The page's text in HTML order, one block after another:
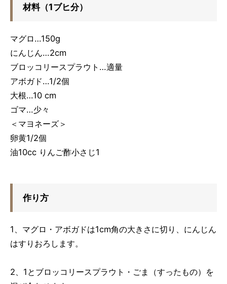
材料（1ブヒ分）
マグロ…150g
にんじん…2cm
ブロッコリースプラウト…適量
アボガド…1/2個
大根…10 cm
ゴマ…少々
＜マヨネーズ＞
卵黄1/2個
油10cc りんご酢小さじ1
作り方
1、マグロ・アボガドは1cm角の大きさに切り、にんじん
はすりおろします。
2、1とブロッコリースプラウト・ごま（すったもの）を